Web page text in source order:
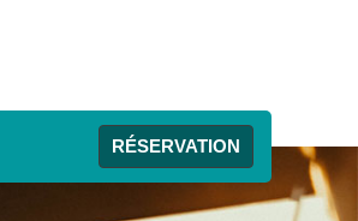
RÉSERVATION